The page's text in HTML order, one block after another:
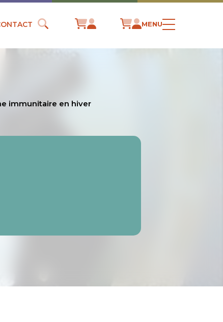
MENU
immunitaire en hiver